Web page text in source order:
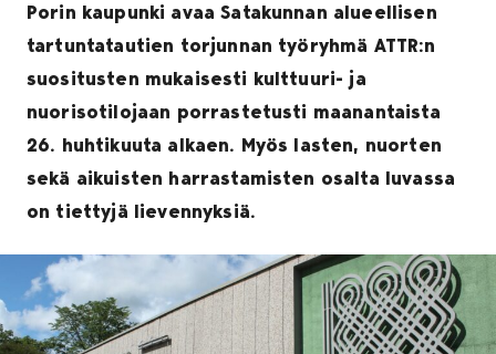
Porin kaupunki avaa Satakunnan alueellisen
tartuntatautien torjunnan työryhmä ATTR:n
suositusten mukaisesti kulttuuri- ja
nuorisotilojaan porrastetusti maanantaista
26. huhtikuuta alkaen. Myös lasten, nuorten
sekä aikuisten harrastamisten osalta luvassa
on tiettyjä lievennyksiä.